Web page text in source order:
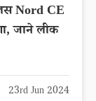
Nord CE
जाने लीक
23rd Jun 2024